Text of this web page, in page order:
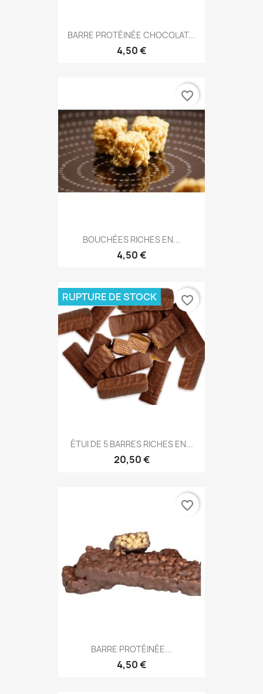
BARRE PROTÉINÉE CHOCOLAT...
4,50 €
BOUCHÉES RICHES EN...
4,50 €
favorite_border
ÉTUI DE 5 BARRES RICHES EN...
20,50 €
RUPTURE DE STOCK favorite_border
BARRE PROTÉINÉE...
4,50 €
favorite_border